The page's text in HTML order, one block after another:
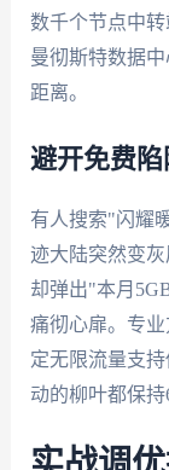
数千个节点中转
曼彻斯特数据
距离。
避开免费
有人搜索"闪耀
迹大陆突然变
却弹出"本月
痛彻心扉。专
定无限流量支
动的柳叶都保持